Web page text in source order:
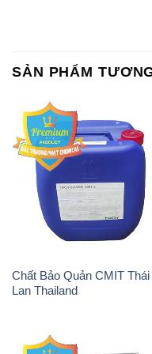
SẢN PHẨM
Chất Bảo Quản CMIT Thái
Lan Thailand